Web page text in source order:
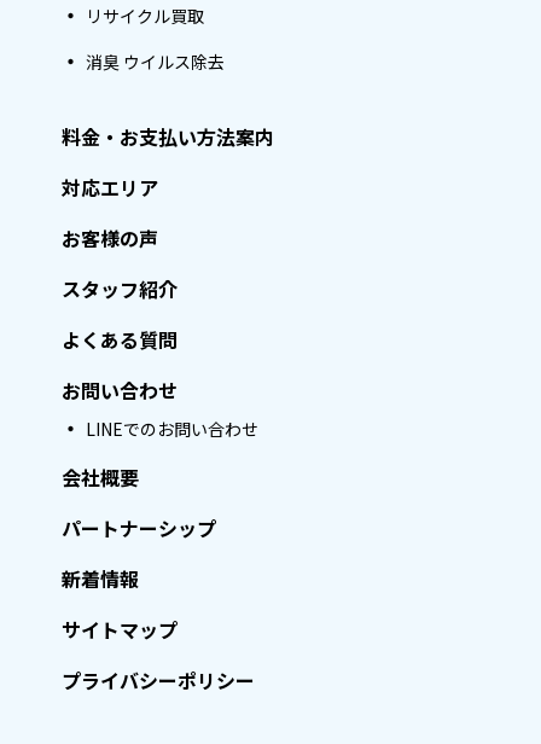
リサイクル買取
消臭 ウイルス除去
料金・お支払い方法案内
対応エリア
お客様の声
スタッフ紹介
よくある質問
お問い合わせ
LINEでのお問い合わせ
会社概要
パートナーシップ
新着情報
サイトマップ
プライバシーポリシー